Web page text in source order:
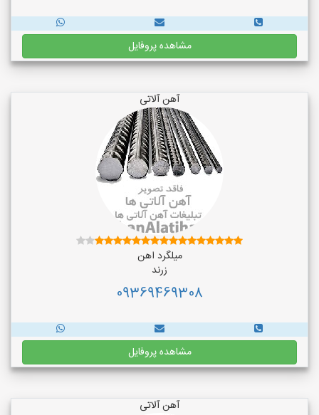
مشاهده پروفایل
آهن آلاتی
میلگرد اهن
زرند
09369469308
مشاهده پروفایل
آهن آلاتی